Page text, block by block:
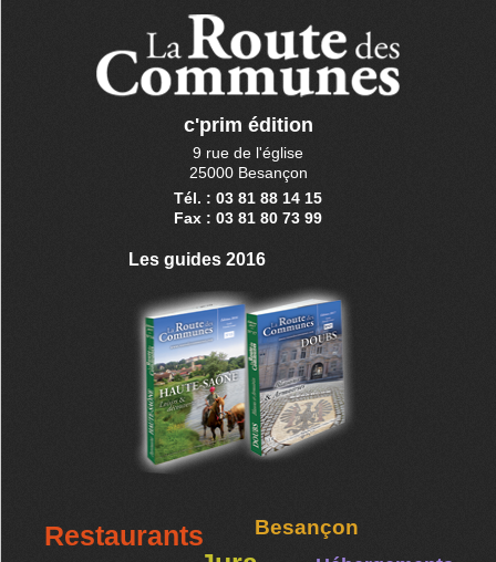
c'prim édition
9 rue de l'église
25000 Besançon
Tél. : 03 81 88 14 15
Fax : 03 81 80 73 99
Les guides 2016
Restaurants Besançon